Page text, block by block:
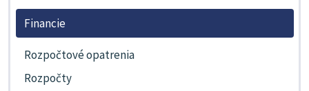
Financie
Rozpočtové opatrenia
Rozpočty